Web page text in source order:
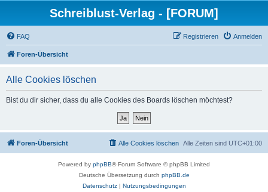
Schreiblust-Verlag - [FORUM]
FAQ Anmelden
Registrieren
Foren-Übersicht
Alle Cookies löschen
Bist du dir sicher, dass du alle Cookies des Boards löschen möchtest?
Foren-Übersicht Alle Zeiten sind UTC+01:00
Alle Cookies löschen
Powered by phpBB® Forum Software © phpBB Limited
Deutsche Übersetzung durch phpBB.de
Datenschutz| Nutzungsbedingungen